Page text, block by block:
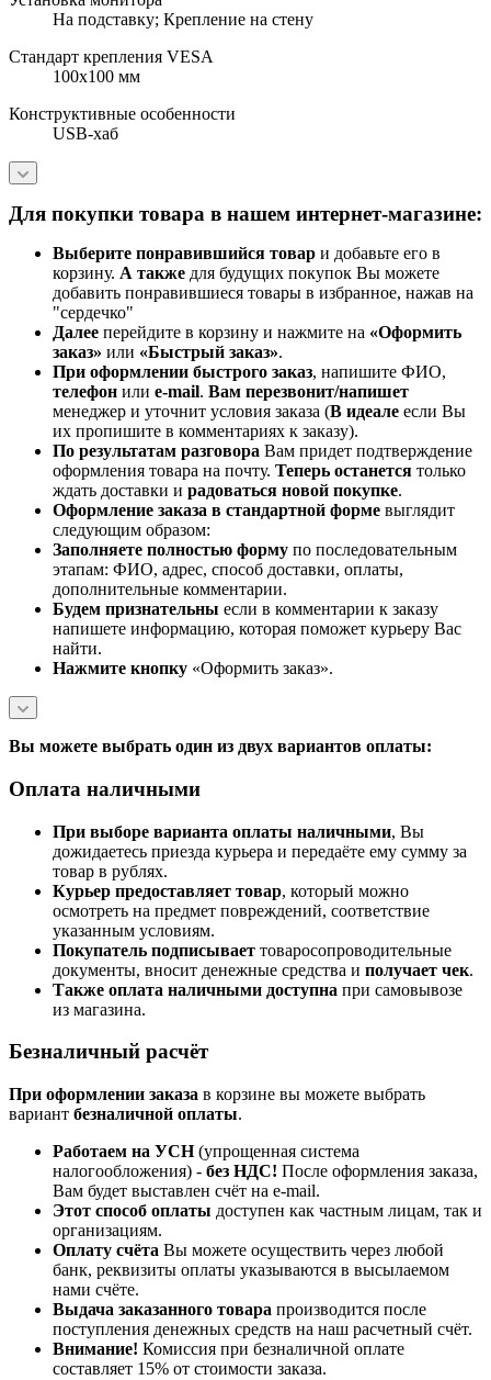
На подставку; Крепление на стену
Стандарт крепления VESA
100x100 мм
Конструктивные особенности
USB-хаб
Для покупки товара в нашем интернет-магазине:
Выберите понравившийся товар и добавьте его в
корзину. А также для будущих покупок Вы можете
добавить понравившиеся товары в избранное, нажав на
"сердечко"
Далее перейдите в корзину и нажмите на «Оформить
заказ» или «Быстрый заказ».
При оформлении быстрого заказ, напишите ФИО,
телефон или e-mail. Вам перезвонит/напишет
менеджер и уточнит условия заказа (В идеале если Вы
их пропишите в комментариях к заказу).
По результатам разговора Вам придет подтверждение
оформления товара на почту. Теперь останется только
ждать доставки и радоваться новой покупке.
Оформление заказа в стандартной форме выглядит
следующим образом:
Заполняете полностью форму по последовательным
этапам: ФИО, адрес, способ доставки, оплаты,
дополнительные комментарии.
Будем признательны если в комментарии к заказу
напишете информацию, которая поможет курьеру Вас
найти.
Нажмите кнопку «Оформить заказ».
Вы можете выбрать один из двух вариантов оплаты:
Оплата наличными
При выборе варианта оплаты наличными, Вы
дожидаетесь приезда курьера и передаёте ему сумму за
товар в рублях.
Курьер предоставляет товар, который можно
осмотреть на предмет повреждений, соответствие
указанным условиям.
Покупатель подписывает товаросопроводительные
документы, вносит денежные средства и получает чек.
Также оплата наличными доступна при самовывозе
из магазина.
Безналичный расчёт
При оформлении заказа в корзине вы можете выбрать
вариант безналичной оплаты.
Работаем на УСН(упрощенная система
налогообложения) - без НДС! После оформления заказа,
Вам будет выставлен счёт на e-mail.
Этот способ оплаты доступен как частным лицам, так и
организациям.
Оплату счёта Вы можете осуществить через любой
банк, реквизиты оплаты указываются в высылаемом
нами счёте.
Выдача заказанного товара производится после
поступления денежных средств на наш расчетный счёт.
Внимание! Комиссия при безналичной оплате
составляет 15% от стоимости заказа.